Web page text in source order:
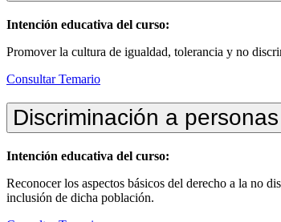
Intención educativa del curso:
Promover la cultura de igualdad, tolerancia y no
Consultar Temario
Discriminación a
Intención educativa del curso:
Reconocer los aspectos básicos del derecho a la no
inclusión de dicha población.